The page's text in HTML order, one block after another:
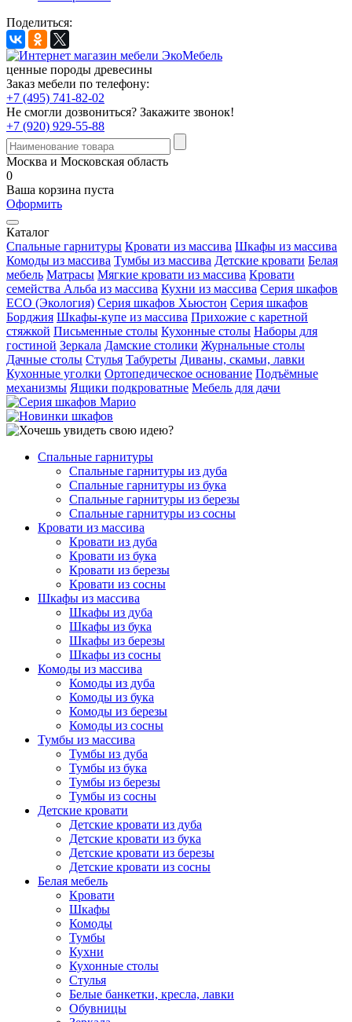
Поделиться:
ценные породы древесины
Заказ мебели по телефону:
+7 (495) 741-82-02
Не смогли дозвониться? Закажите звонок!
+7 (920) 929-55-88
Москва и Московская область
0
Ваша корзина пуста
Оформить
Каталог
Спальные гарнитуры Кровати из массива Шкафы из массива
Комоды из массива Тумбы из массива Детские кровати Белая
мебель Матрасы Мягкие кровати из массива Кровати
семейства Альба из массива Кухни из массива Серия шкафов
ECO (Экология) Серия шкафов Хьюстон Серия шкафов
Борджия Шкафы-купе из массива Прихожие с каретной
стяжкой Письменные столы Кухонные столы Наборы для
гостиной Зеркала Дамские столики Журнальные столы
Дачные столы Стулья Табуреты Диваны, скамьи, лавки
Кухонные уголки Ортопедическое основание Подъёмные
механизмы Ящики подкроватные Мебель для дачи
Спальные гарнитуры
Спальные гарнитуры из дуба
Спальные гарнитуры из бука
Спальные гарнитуры из березы
Спальные гарнитуры из сосны
Кровати из массива
Кровати из дуба
Кровати из бука
Кровати из березы
Кровати из сосны
Шкафы из массива
Шкафы из дуба
Шкафы из бука
Шкафы из березы
Шкафы из сосны
Комоды из массива
Комоды из дуба
Комоды из бука
Комоды из березы
Комоды из сосны
Тумбы из массива
Тумбы из дуба
Тумбы из бука
Тумбы из березы
Тумбы из сосны
Детские кровати
Детские кровати из дуба
Детские кровати из бука
Детские кровати из березы
Детские кровати из сосны
Белая мебель
Кровати
Шкафы
Комоды
Тумбы
Кухни
Кухонные столы
Стулья
Белые банкетки, кресла, лавки
Обувницы